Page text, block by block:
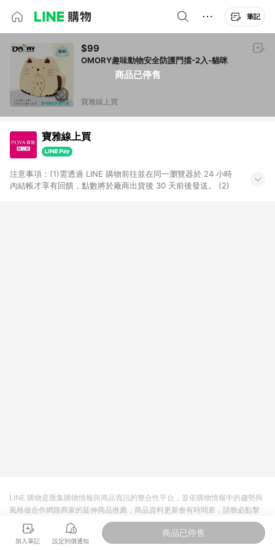
筆記
商品已停售
$99
OMORY趣味動物安全防護門擋-2入-貓咪
寶雅線上買
寶雅線上買
注意事項：(1)需透過 LINE 購物前往並在同一瀏覽器於 24 小時
內結帳才享有回饋，點數將於廠商出貨後 30 天前後發送。 (2)
加入筆記 設定到價通知
商品已停售
LINE 購物是匯集購物情報與商品資訊的整合性平台，並依購物情報中的趨勢與
風格做合作網路商家的延伸商品推薦，商品資料更新會有時間差，請務必點擊
商品至各合作網路商家，確認現售價與購物條件，一切資訊以合作廠商網頁為
準。